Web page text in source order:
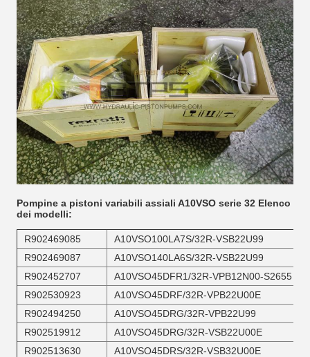
Pompine a pistoni variabili assiali A10VSO serie 32 Elenco
dei modelli:
R902469085
A10VSO100LA7S/32R-VSB22U99
R902469087
A10VSO140LA6S/32R-VSB22U99
R902452707
A10VSO45DFR1/32R-VPB12N00-S2655
R902530923
A10VSO45DRF/32R-VPB22U00E
R902494250
A10VSO45DRG/32R-VPB22U99
R902519912
A10VSO45DRG/32R-VSB22U00E
R902513630
A10VSO45DRS/32R-VSB32U00E